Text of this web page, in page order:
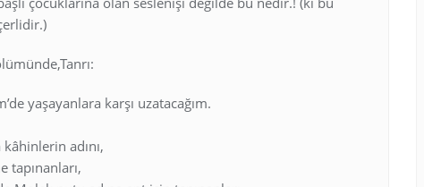
yaşayanlara karşı uzatacağım.
adını,
tapınanları,